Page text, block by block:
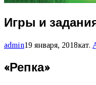
Игры и
admin19 января, 2018кат.
«Репка»